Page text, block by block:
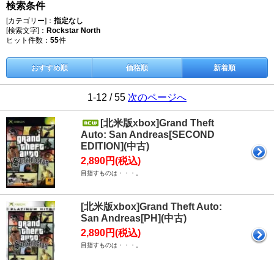
検索条件
[カテゴリー]： 指定なし
[検索文字]： Rockstar North
ヒット件数： 55件
おすすめ順 価格順 新着順
1-12 / 55 次のページへ
[北米版xbox]Grand Theft
Auto: San Andreas[SECOND
EDITION](中古)
2,890円(税込)
目指すものは・・・。
[北米版xbox]Grand Theft Auto:
San Andreas[PH](中古)
2,890円(税込)
目指すものは・・・。